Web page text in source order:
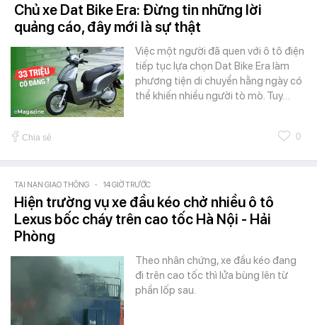
Chủ xe Dat Bike Era: Đừng tin những lời
quảng cáo, đây mới là sự thật
Việc một người đã quen với ô tô điện
tiếp tục lựa chọn Dat Bike Era làm
phương tiện di chuyển hằng ngày có
thể khiến nhiều người tò mò. Tuy…
Chia sẻ 0
TAI NẠN GIAO THÔNG - 14 GIỜ TRƯỚC
Hiện trường vụ xe đầu kéo chở nhiều ô tô
Lexus bốc cháy trên cao tốc Hà Nội - Hải
Phòng
Theo nhân chứng, xe đầu kéo đang
đi trên cao tốc thì lửa bùng lên từ
phần lốp sau.